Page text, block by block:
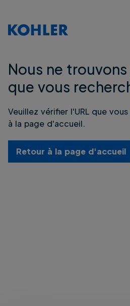
Nous ne
que vous
Veuillez vérifier l'URL que
à la page d'accueil.
Retour à la page d'accueil